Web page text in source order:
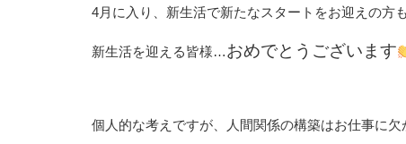
4月に入り、新生活で新たなスタートをお迎えの方
新生活を迎える皆様…おめでとうございます
個人的な考えですが、人間関係の構築はお仕事に